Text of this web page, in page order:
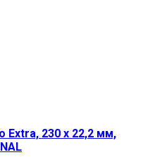
Extra, 230 х 22,2 мм,